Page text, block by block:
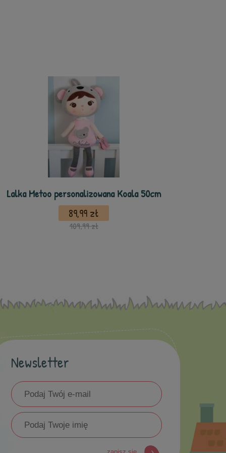
Lalka Metoo personalizowana Koala 50cm
89,99 zł
109,99 zł
Newsletter